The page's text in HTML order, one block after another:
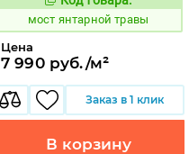
1031107
мост янтарной травы
Цена
7 990 руб./м²
Заказ в 1 клик
В корзину